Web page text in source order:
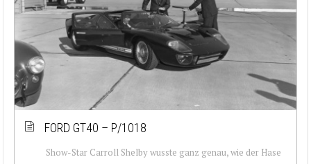
FORD GT40 – P/1018
Show-Star Carroll Shelby wusste ganz genau, wie der Hase